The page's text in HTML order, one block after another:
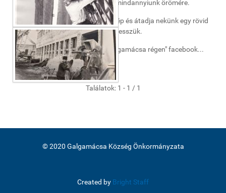
Településünk régi képeit gyűjtjük, mindannyiunk örömére.
Akinek van birtokában ilyen fénykép és átadja nekünk egy rövid
időre digitalizálásra azt szívesen vesszük.
Szíves figyelmükbe ajánljuk a "Galgamácsa régen" facebook...
Bővebben
Találatok: 1 - 1 / 1
© 2020 Galgamácsa Község Önkormányzata
Created by Bright Staff